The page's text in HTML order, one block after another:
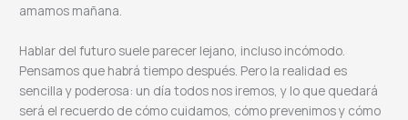
amamos mañana.
Hablar del futuro suele parecer lejano, incluso incómodo.
Pensamos que habrá tiempo después. Pero la realidad es
sencilla y poderosa: un día todos nos iremos, y lo que quedará
será el recuerdo de cómo cuidamos, cómo prevenimos y cómo